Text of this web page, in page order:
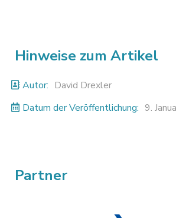
Hinweise zum Artikel
Autor: David Drexler
Datum der Veröffentlichung: 9.
Partner